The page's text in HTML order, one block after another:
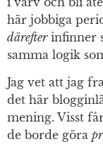
här jobbiga
därefterinfinner
samma logik
Jag vet att jag
det här
mening. Visst
de borde göra